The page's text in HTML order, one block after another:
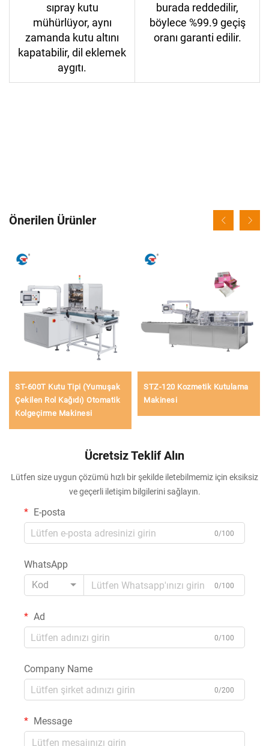
sıpray kutu
mühürlüyor, aynı
zamanda kutu altını
kapatabilir, dil eklemek
aygıtı.
burada reddedilir,
böylece %99.9 geçiş
oranı garanti edilir.
Önerilen Ürünler
ST-600T Kutu Tipi (Yumuşak
Çekilen Rol Kağıdı) Otomatik
Kolgeçirme Makinesi
STZ-120 Kozmetik Kutulama
Makinesi
Ücretsiz Teklif Alın
Lütfen size uygun çözümü hızlı bir şekilde iletebilmemiz için eksiksiz
ve geçerli iletişim bilgilerini sağlayın.
E-posta
0/100
WhatsApp
Kod
0/100
Ad
0/100
Company Name
0/200
Message